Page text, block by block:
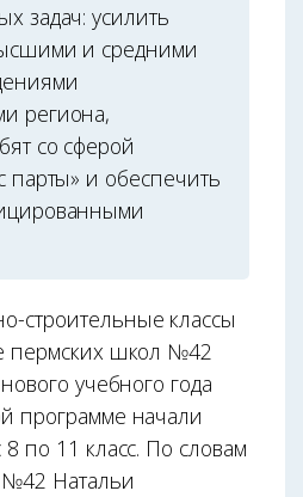
задач: усилить
и средними
региона,
со сферой
парты» и обеспечить
строительные классы
пермских школ №42
учебного года
программе начали
по 11 класс. По словам
Натальи